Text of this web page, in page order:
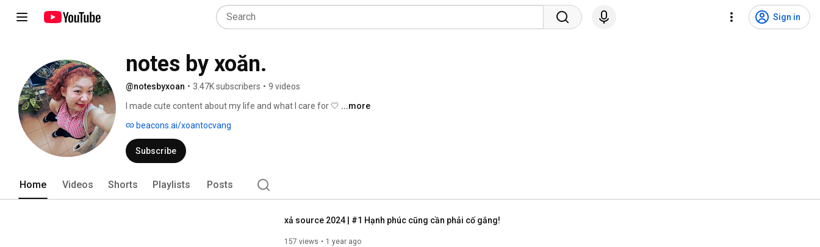
Sign in
notes by xoăn.
@notesbyxoan • 3.47K subscribers • 9 videos
I made cute content about my life and what I care for 🤍 ...more
beacons.ai/xoantocvang
Subscribe
Home Videos Shorts Playlists Posts
xả source 2024 | #1 Hạnh phúc cũng cần phải cố gắng!
157 views 1 year ago